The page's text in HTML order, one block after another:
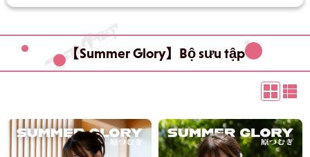
【Summer Glory】Bộ sưu tập